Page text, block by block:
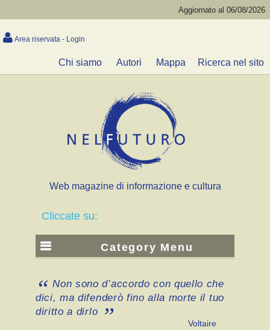
Aggiornato al 06/08/2026
Area riservata - Login
Chi siamo Autori Mappa Ricerca nel sito
Web magazine di informazione e cultura
Cliccate su:
Category Menu
Non sono d’accordo con quello che
dici, ma difenderò fino alla morte il tuo
diritto a dirlo
Voltaire